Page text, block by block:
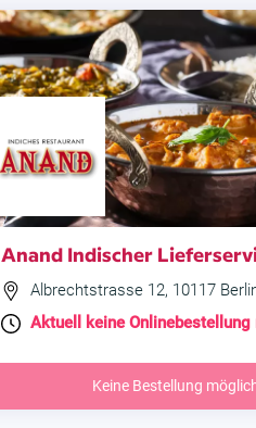
Anand Indischer
Albrechtstrasse 12, 10117
Aktuell keine
Keine Bestellung